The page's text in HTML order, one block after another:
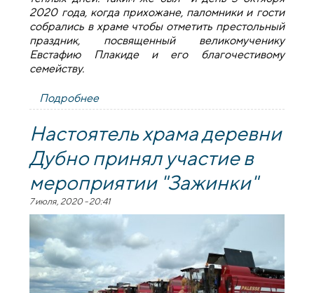
2020 года, когда прихожане, паломники и гости
собрались в храме чтобы отметить престольный
праздник, посвященный великомученику
Евстафию Плакиде и его благочестивому
семейству.
Подробнеео Престольный праздник храма
агрогородка Дубно
Настоятель храма деревни
Дубно принял участие в
мероприятии "Зажинки"
7 июля, 2020 - 20:41